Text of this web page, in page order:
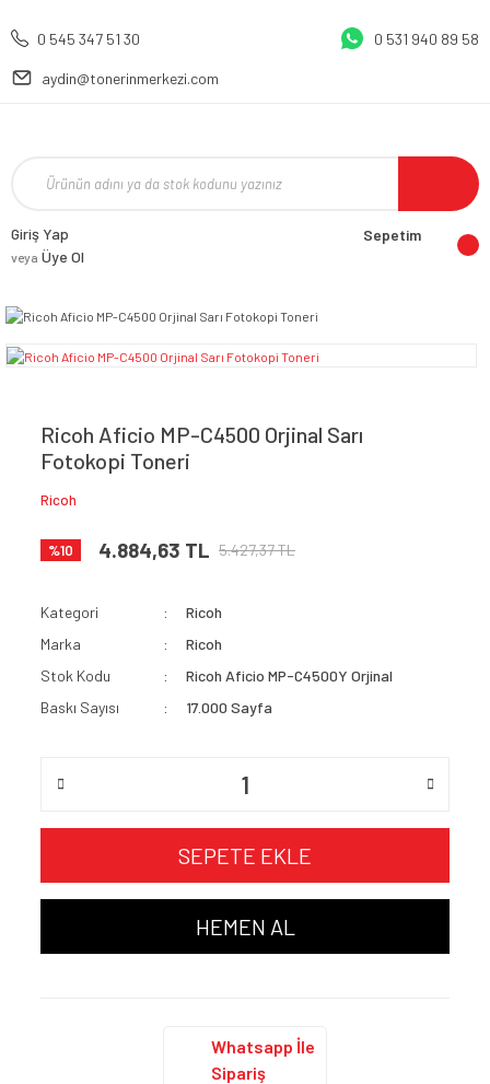
0 545 347 51 30 0 531 940 89 58
aydin@tonerinmerkezi.com
Giriş Yap
veya Üye Ol
Sepetim
Ricoh Aficio MP-C4500 Orjinal Sarı
Fotokopi Toneri
Ricoh
%10 4.884,63 TL 5.427,37 TL
Kategori
Ricoh
Marka
Ricoh
Stok Kodu
Ricoh Aficio MP-C4500Y Orjinal
Baskı Sayısı
17.000 Sayfa
SEPETE EKLE
HEMEN AL
Whatsapp İle
Sipariş